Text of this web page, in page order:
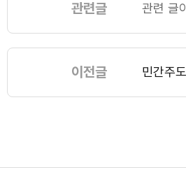
관련글 관련 글
이전글 민간주